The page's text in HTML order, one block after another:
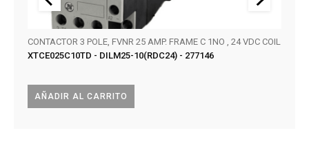
AÑADIR AL CARRITO
CONTACTOR 3 POLE, FVNR 25 AMP. FRAME C 1NO , 24 VDC COIL
XTCE025C10TD - DILM25-10(RDC24) - 277146